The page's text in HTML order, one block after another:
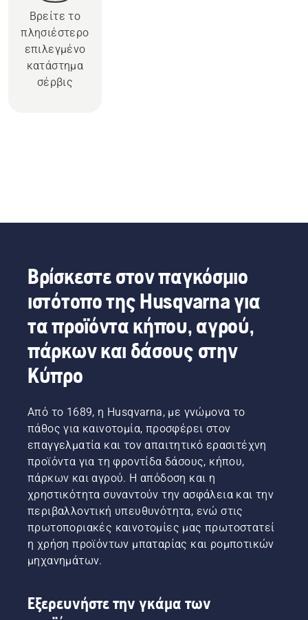
Βρείτε το
πλησιέστερο
επιλεγμένο
κατάστημα
σέρβις
Βρίσκεστε στον παγκόσμιο
ιστότοπο της Husqvarna για
τα προϊόντα κήπου, αγρού,
πάρκων και δάσους στην
Κύπρο
Από το 1689, η Husqvarna, με γνώμονα το
πάθος για καινοτομία, προσφέρει στον
επαγγελματία και τον απαιτητικό ερασιτέχνη
προϊόντα για τη φροντίδα δάσους, κήπου,
πάρκων και αγρού. Η απόδοση και η
χρηστικότητα συναντούν την ασφάλεια και την
περιβαλλοντική υπευθυνότητα, ενώ στις
πρωτοποριακές καινοτομίες μας πρωτοστατεί
η χρήση προϊόντων μπαταρίας και ρομποτικών
μηχανημάτων.
Εξερευνήστε την γκάμα των